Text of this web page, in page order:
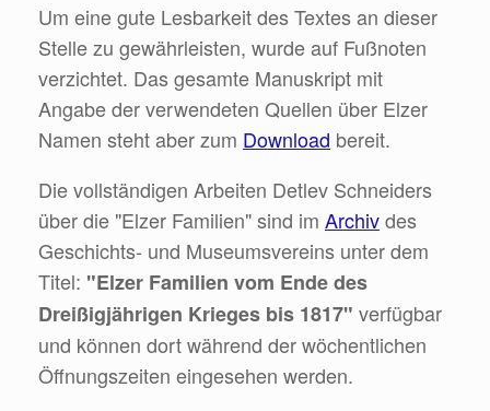
Um eine gute Lesbarkeit des Textes an dieser
Stelle zu gewährleisten, wurde auf Fußnoten
verzichtet. Das gesamte Manuskript mit
Angabe der verwendeten Quellen über Elzer
Namen steht aber zum Download bereit.
Die vollständigen Arbeiten Detlev Schneiders
über die "Elzer Familien" sind im Archivdes
Geschichts- und Museumsvereins unter dem
Titel: "Elzer Familien vom Ende des
Dreißigjährigen Krieges bis 1817" verfügbar
und können dort während der wöchentlichen
Öffnungszeiten eingesehen werden.